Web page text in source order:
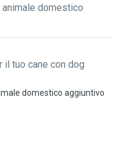
domestico
il tuo cane con dog
domestico aggiuntivo